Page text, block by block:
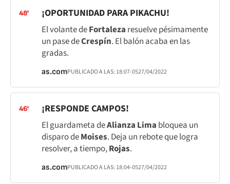
48' ¡OPORTUNIDAD PARA PIKACHU!
El volante deFortaleza resuelve pésimamente
un pase deCrespín. El balón acaba en las
gradas.
as.comPUBLICADO A LAS: 18:07-0527/04/2022
46' ¡RESPONDE CAMPOS!
El guardameta deAlianza Lima bloquea un
disparo deMoises. Deja un rebote que logra
resolver, a tiempo,Rojas.
as.comPUBLICADO A LAS: 18:04-0527/04/2022